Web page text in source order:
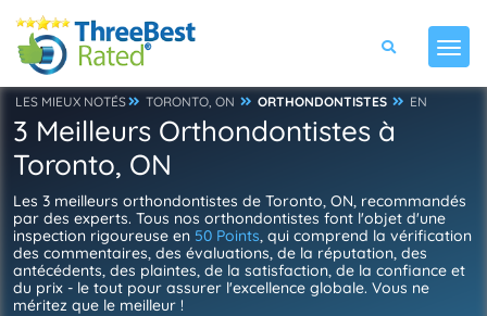
LES MIEUX NOTÉS TORONTO, ON ORTHONDONTISTES EN
3 Meilleurs Orthondontistes à
Toronto, ON
Les 3 meilleurs orthondontistes de Toronto, ON, recommandés
par des experts. Tous nos orthondontistes font l'objet d'une
inspection rigoureuse en 50 Points, qui comprend la vérification
des commentaires, des évaluations, de la réputation, des
antécédents, des plaintes, de la satisfaction, de la confiance et
du prix - le tout pour assurer l'excellence globale. Vous ne
méritez que le meilleur !